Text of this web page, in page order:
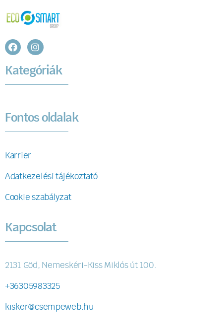
Kategóriák
Fontos oldalak
Karrier
Adatkezelési tájékoztató
Cookie szabályzat
Kapcsolat
2131 Göd, Nemeskéri-Kiss Miklós út 100.
+36305983325
kisker@csempeweb.hu